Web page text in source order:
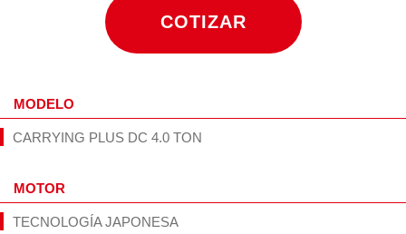
COTIZAR
MODELO
CARRYING PLUS DC 4.0 TON
MOTOR
TECNOLOGÍA JAPONESA